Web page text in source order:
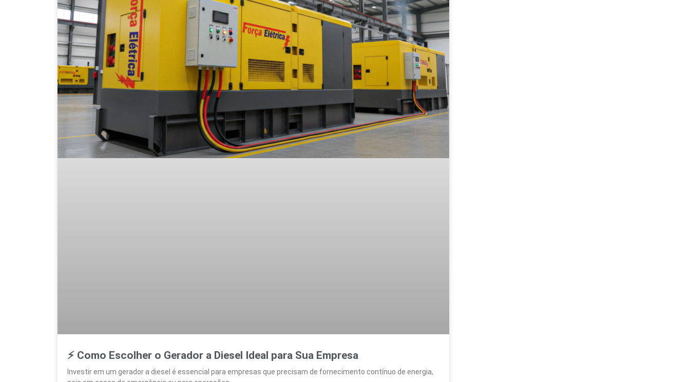
⚡ Como Escolher o Gerador a Diesel Ideal para Sua Empresa
Investir em um gerador a diesel é essencial para empresas que precisam de fornecimento contínuo de energia,